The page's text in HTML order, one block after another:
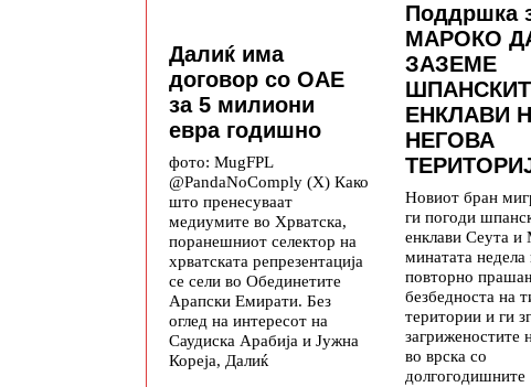
Далиќ има
договор со ОАЕ
за 5 милиони
евра годишно
фото: MugFPL
@PandaNoComply (X) Како
што пренесуваат
медиумите во Хрватска,
поранешниот селектор на
хрватската репрезентација
се сели во Обединетите
Арапски Емирати. Без
оглед на интересот на
Саудиска Арабија и Јужна
Кореја, Далиќ
Поддршка
МАРОКО
ЗАЗЕМЕ
ЕНКЛАВИ
НЕГОВА
Новиот бран
ги погоди
енклави Сеута
минатата недела
повторно
безбедноста на
територии и ги
загриженостите
во врска со
долгогодишните